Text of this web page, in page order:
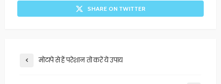
SHARE ON TWITTER
मोटापे से हैं परेशान तो करें ये उपाय